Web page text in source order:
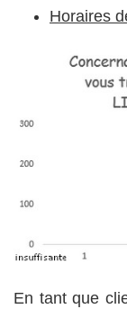
Horaires
En tant que